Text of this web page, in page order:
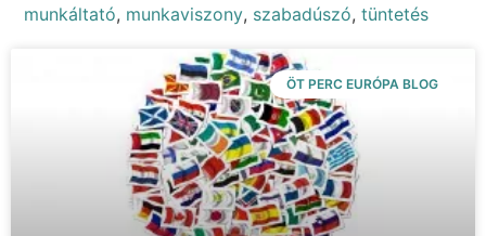
munkáltató, munkaviszony, szabadúszó,tüntetés
ÖT PERC EURÓPA BLOG